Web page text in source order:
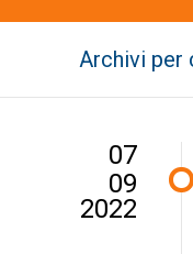
Archivi per
07
09
2022